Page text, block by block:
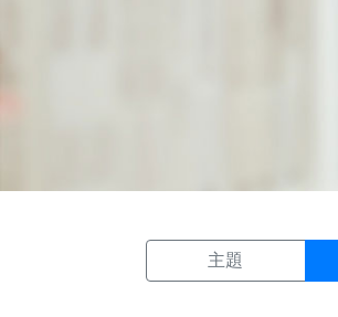
主題